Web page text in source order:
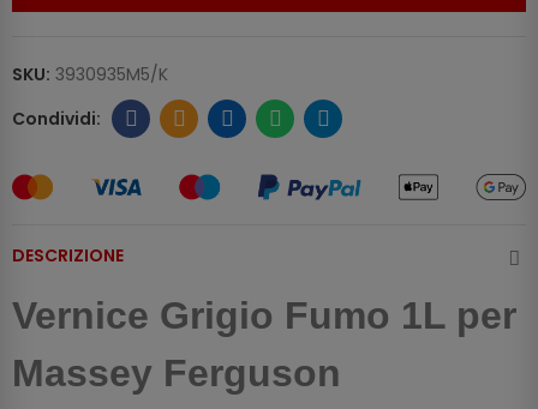
SKU: 3930935M5/K
DESCRIZIONE
Vernice Grigio Fumo 1L per
Massey Ferguson